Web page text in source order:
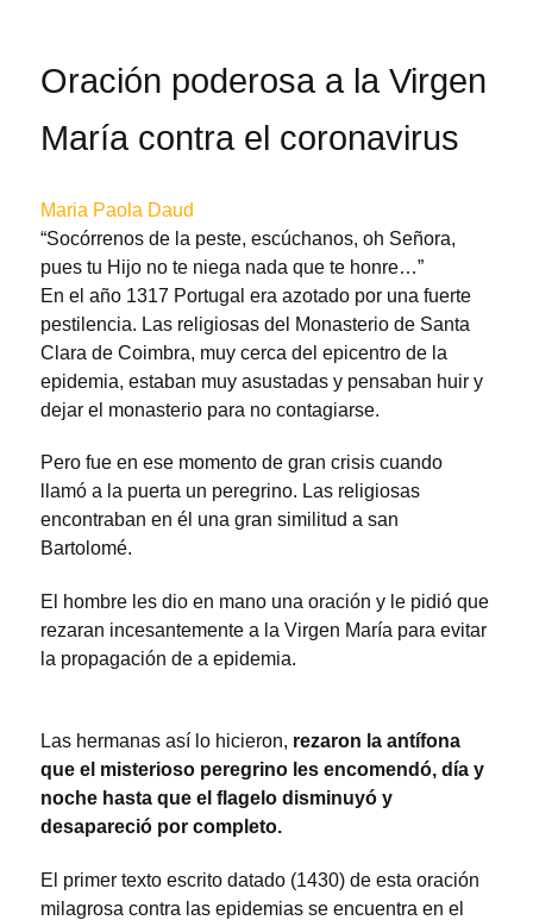
Oración poderosa a la Virgen
María contra el coronavirus
Maria Paola Daud
“Socórrenos de la peste, escúchanos, oh Señora,
pues tu Hijo no te niega nada que te honre…”
En el año 1317 Portugal era azotado por una fuerte
pestilencia. Las religiosas del Monasterio de Santa
Clara de Coimbra, muy cerca del epicentro de la
epidemia, estaban muy asustadas y pensaban huir y
dejar el monasterio para no contagiarse.
Pero fue en ese momento de gran crisis cuando
llamó a la puerta un peregrino. Las religiosas
encontraban en él una gran similitud a san
Bartolomé.
El hombre les dio en mano una oración y le pidió que
rezaran incesantemente a la Virgen María para evitar
la propagación de a epidemia.
Las hermanas así lo hicieron, rezaron la antífona
que el misterioso peregrino les encomendó, día y
noche hasta que el flagelo disminuyó y
desapareció por completo.
El primer texto escrito datado (1430) de esta oración
milagrosa contra las epidemias se encuentra en el